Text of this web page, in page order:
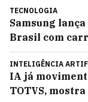
TECNOLOGIA
Samsung
Brasil com
INTELIGÊNCIA
IA já
TOTVS,